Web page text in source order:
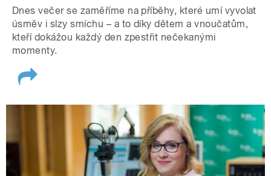
Dnes večer se zaměříme na příběhy, které umí vyvolat
úsměv i slzy smíchu – a to díky dětem a vnoučatům,
kteří dokážou každý den zpestřit nečekanými
momenty.